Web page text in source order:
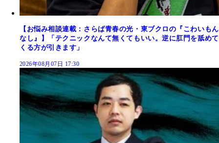
【お悩み相談連載：さらば青春の光・東ブクロの『こわいもん
なし』】「テクニックなんて無くてもいい。逆に肛門を舐めて
くる方が引きます」
2026年08月07日 17:30